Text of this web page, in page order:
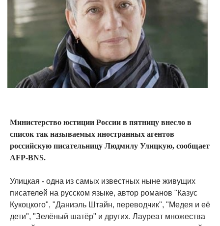
Министерство юстиции России в пятницу внесло в
список так называемых иностранных агентов
российскую писательницу Людмилу Улицкую, сообщает
AFP-BNS.
Улицкая - одна из самых известных ныне живущих
писателей на русском языке, автор романов "Казус
Кукоцкого", "Даниэль Штайн, переводчик", "Медея и её
дети", "Зелёный шатёр" и других. Лауреат множества